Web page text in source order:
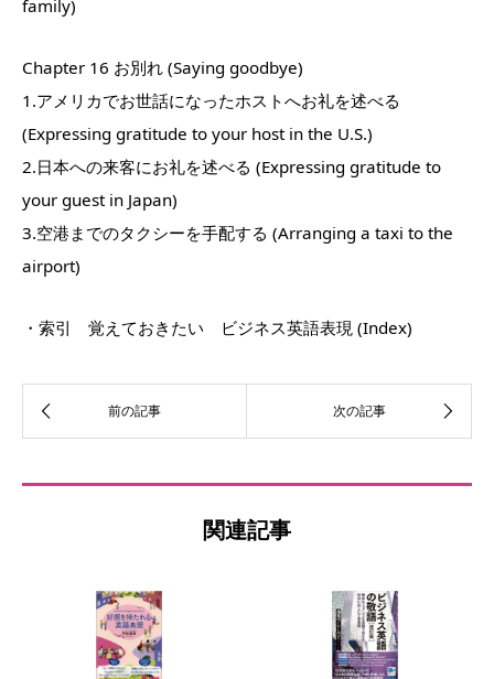
family)
Chapter 16 お別れ (Saying goodbye)
1.アメリカでお世話になったホストへお礼を述べる
(Expressing gratitude to your host in the U.S.)
2.日本への来客にお礼を述べる (Expressing gratitude to
your guest in Japan)
3.空港までのタクシーを手配する (Arranging a taxi to the
airport)
・索引 覚えておきたい ビジネス英語表現 (Index)
関連記事